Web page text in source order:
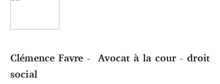
Clémence Favre - Avocat à la cour - droit
social